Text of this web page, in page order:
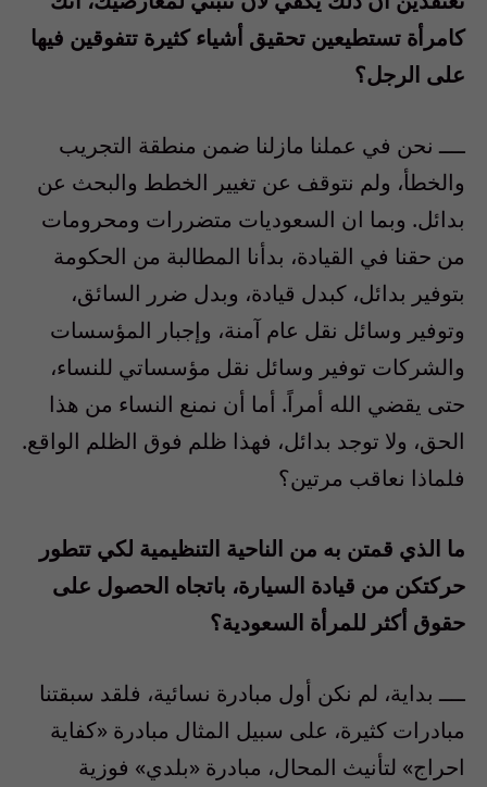
كامرأة تستطيعين تحقيق أشياء كثيرة تتفوقين فيها
على الرجل؟
ــــ نحن في عملنا مازلنا ضمن منطقة التجريب
والخطأ، ولم نتوقف عن تغيير الخطط والبحث عن
بدائل. وبما ان السعوديات متضررات ومحرومات
من حقنا في القيادة، بدأنا المطالبة من الحكومة
بتوفير بدائل، كبدل قيادة، وبدل ضرر السائق،
وتوفير وسائل نقل عام آمنة، وإجبار المؤسسات
والشركات توفير وسائل نقل مؤسساتي للنساء،
حتى يقضي الله أمراً. أما أن نمنع النساء من هذا
الحق، ولا توجد بدائل، فهذا ظلم فوق الظلم الواقع.
فلماذا نعاقب مرتين؟
ما الذي قمتن به من الناحية التنظيمية لكي تتطور
حركتكن من قيادة السيارة، باتجاه الحصول على
حقوق أكثر للمرأة السعودية؟
ــــ بداية، لم نكن أول مبادرة نسائية، فلقد سبقتنا
مبادرات كثيرة، على سبيل المثال مبادرة «كفاية
احراج» لتأنيث المحال، مبادرة «بلدي» فوزية